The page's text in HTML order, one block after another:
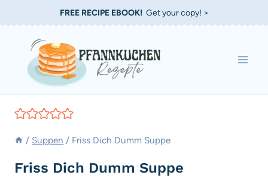
Inhalt
springen
FREE RECIPE EBOOK!Get your copy! >
/ Suppen / Friss Dich Dumm Suppe
Friss Dich Dumm Suppe